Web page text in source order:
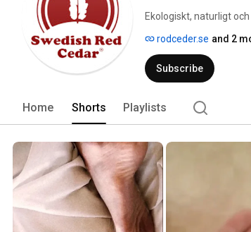
Ekologiskt, naturligt
rodceder.se and 2
Subscribe
Home Shorts Playlists